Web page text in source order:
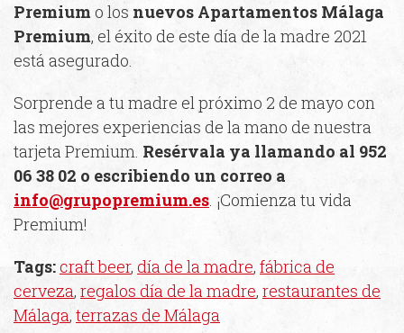
Premiumo los nuevos Apartamentos Málaga
Premium, el éxito de este día de la madre 2021
está asegurado.
Sorprende a tu madre el próximo 2 de mayo con
las mejores experiencias de la mano de nuestra
tarjeta Premium. Resérvala ya llamando al 952
06 38 02 o escribiendo un correo a
info@grupopremium.es. ¡Comienza tu vida
Premium!
Tags:craft beer, día de la madre, fábrica de
cerveza, regalos día de la madre, restaurantes de
Málaga, terrazas de Málaga